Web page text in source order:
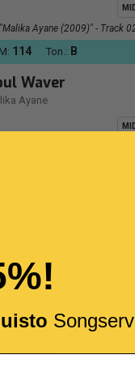
Ayane (2009)" - Track
114 Ton.: B
Waver
Ayane